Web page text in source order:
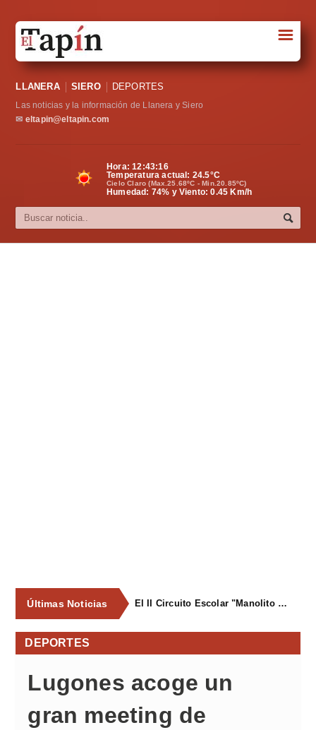
Sociedad
Política
Cultura
☰
LLANERA SIERO DEPORTES
Las noticias y la información de Llanera y Siero
✉ eltapin@eltapin.com
Hora:12:43:16
Temperatura actual: 24.5°C
Cielo Claro (Max.25.68ºC - Min.20.85ºC)
Humedad: 74% y Viento: 0.45 Km/h
Últimas Noticias El II Circuito Escolar "Manolito el Pegu" volvió a reunir a las jóvenes promesas del ciclismo asturiano en El Carbayu
DEPORTES
Lugones acoge un
gran meeting de